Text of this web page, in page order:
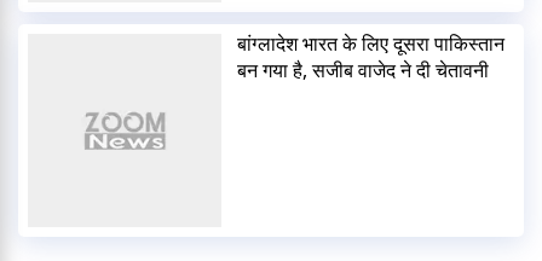
बांग्लादेश भारत के लिए दूसरा पाकिस्तान
बन गया है, सजीब वाजेद ने दी चेतावनी